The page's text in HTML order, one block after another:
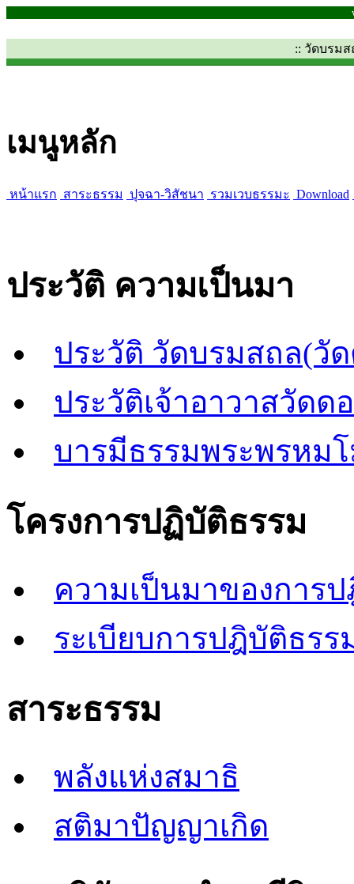
:: วัดบรม
เมนูหลัก
หน้าแรก สาระธรรม ปุจฉา-วิสัชนา รวมเวบธรรมะ Download
ประวัติ ความเป็นมา
ประวัติ วัดบรมสถล(วั
ประวัติเจ้าอาวาสวัดด
บารมีธรรมพระพรหม
โครงการปฏิบัติธรรม
ความเป็นมาของการ
ระเบียบการปฎิบัติธร
สาระธรรม
พลังแห่งสมาธิ
สติมาปัญญาเกิด